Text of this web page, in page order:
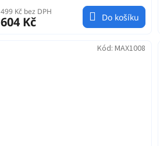
499 Kč bez DPH
604 Kč Do košíku
Kód: MAX1008